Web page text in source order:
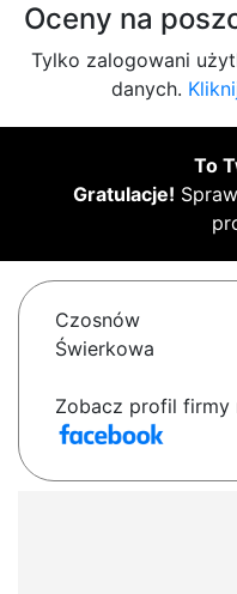
Oceny na
Tylko zalogowani
danych.
To
Gratulacje!
Czosnów
Świerkowa
Zobacz profil firmy